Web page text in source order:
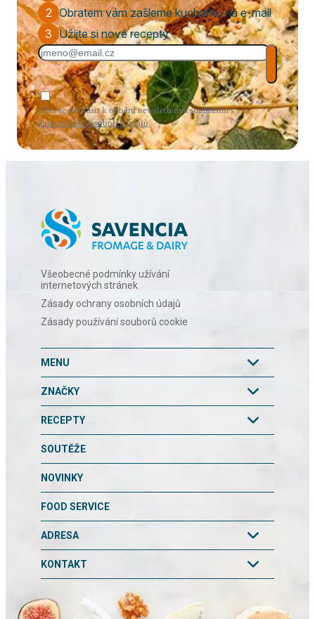
2 Obratem vám zašleme kuchařku na e-mail
3 Užijte si nové recepty
Chci se přihlásit k odběru newsletteru a souhlasím s
zpracováním osobních údajů.
Všeobecné podmínky užívání
internetových stránek
Zásady ochrany osobních údajů
Zásady používání souborů cookie
MENU
ZNAČKY
RECEPTY
SOUTĚŽE
NOVINKY
FOOD SERVICE
ADRESA
KONTAKT